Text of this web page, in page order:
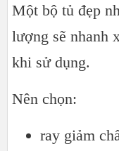
Một bộ tủ đẹp
lượng sẽ nhanh
khi sử dụng.
Nên chọn:
ray giảm